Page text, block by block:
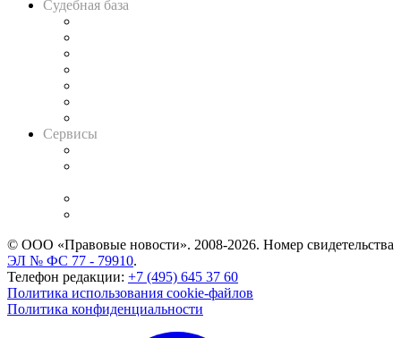
Судебная база
Сервисы
© ООО «Правовые новости». 2008-2026. Номер свидетельства
ЭЛ № ФС 77 - 79910.
Телефон редакции: +7 (495) 645 37 60
Политика использования cookie-файлов
Политика конфиденциальности